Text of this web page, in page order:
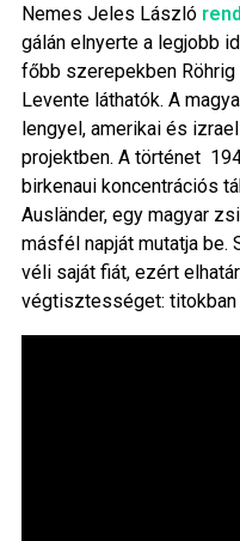
Nemes Jeles László
gálán elnyerte a legjobb
főbb szerepekben
Levente láthatók. A
lengyel, amerikai és
projektben. A történet
birkenaui koncentrációs
Ausländer, egy magyar
másfél napját mutatja be.
véli saját fiát, ezért
végtisztességet: titokban